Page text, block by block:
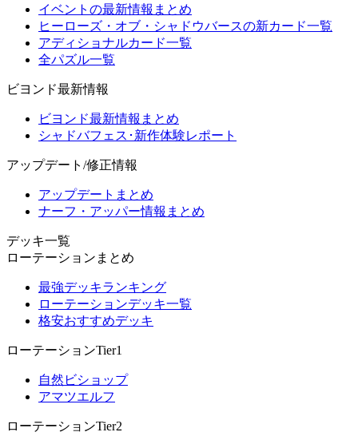
イベントの最新情報まとめ
ヒーローズ・オブ・シャドウバースの新カード一覧
アディショナルカード一覧
全パズル一覧
ビヨンド最新情報
ビヨンド最新情報まとめ
シャドバフェス･新作体験レポート
アップデート/修正情報
アップデートまとめ
ナーフ・アッパー情報まとめ
デッキ一覧
ローテーションまとめ
最強デッキランキング
ローテーションデッキ一覧
格安おすすめデッキ
ローテーションTier1
自然ビショップ
アマツエルフ
ローテーションTier2